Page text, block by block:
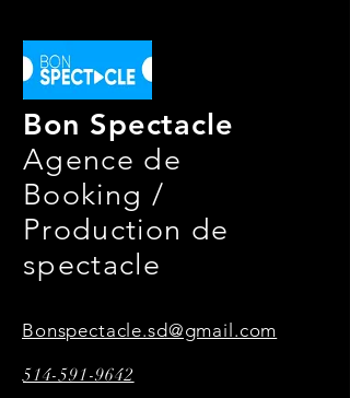
Bon Spectacle
Agence de
Booking /
Production de
spectacle
Bonspectacle.sd@gmail.com
514-591-9642